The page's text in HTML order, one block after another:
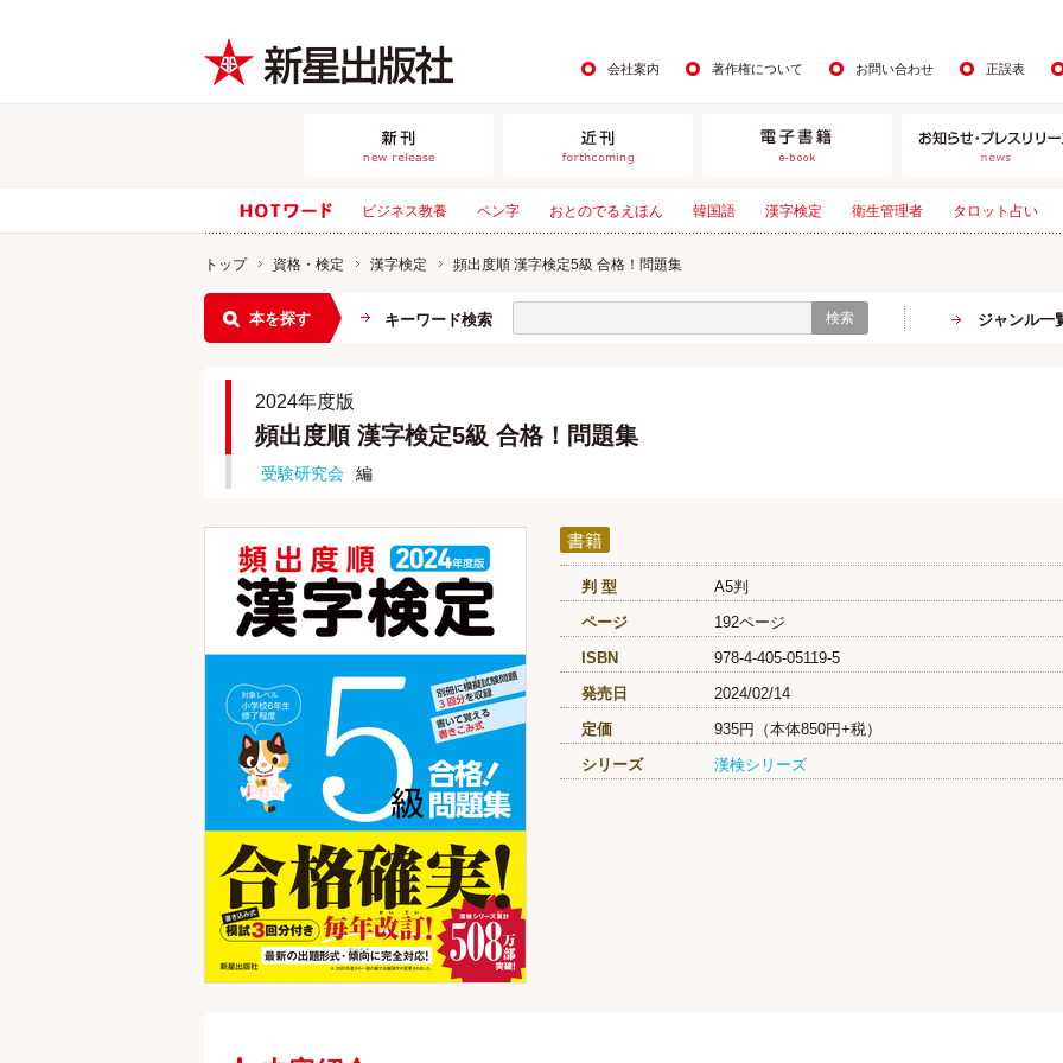
会社案内 著作権について お問い合わせ 正誤表
ビジネス教養 ペン字 おとのでるえほん 韓国語 漢字検定 衛生管理者 タロット占い
トップ 資格・検定 漢字検定 頻出度順 漢字検定5級 合格！問題集
本を探す キーワード検索 検索 ジャンル一
2024年度版
頻出度順 漢字検定5級 合格！問題集
受験研究会 編
書籍
判 型
A5判
ページ
192ページ
ISBN
978-4-405-05119-5
発売日
2024/02/14
定価
935円（本体850円+税）
シリーズ
漢検シリーズ